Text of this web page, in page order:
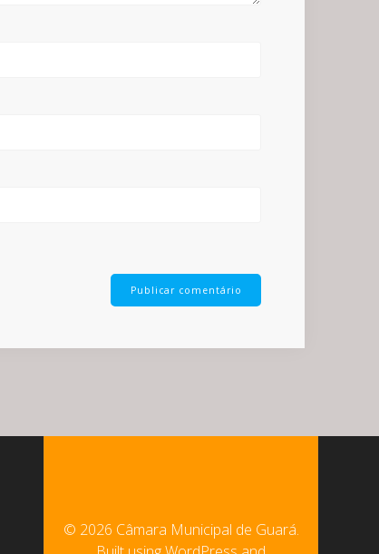
© 2026 Câmara Municipal de Guará.